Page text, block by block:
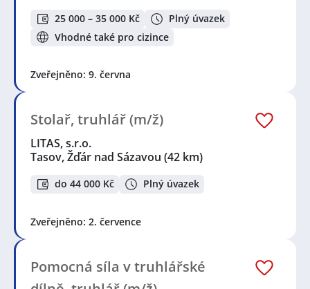
25 000 – 35 000 Kč
Plný úvazek
Vhodné také pro cizince
Zveřejněno: 9. června
Stolař, truhlář (m/ž)
LITAS, s.r.o.
Tasov, Žďár nad Sázavou (42 km)
do 44 000 Kč Plný úvazek
Zveřejněno: 2. července
Pomocná síla v truhlářské